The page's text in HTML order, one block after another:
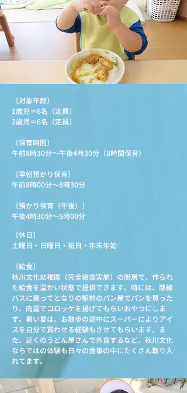
〔対象年齢〕
1歳児＝6名（定員）
2歳児＝6名（定員）
〔保育時間〕
午前8時30分～午後4時30分（8時間保育）
〔早朝預かり保育〕
午前8時00分～8時30分
〔預かり保育（午後）〕
午後4時30分～5時00分
〔休日〕
土曜日・日曜日・祝日・年末年始
〔給食〕
秋川文化幼稚園（完全給食実施）の厨房で、作られ
た給食を温かい状態で提供できます。時には、路線
バスに乗ってとなりの駅前のパン屋でパンを買った
り、肉屋でコロッケを揚げてもらいおやつにしま
す。暑い夏は、お散歩の途中にスーパーによりアイ
スを自分で買わせる経験もさせてもらいます。ま
た、近くのうどん屋さんで外食するなど、秋川文化
ならではの体験も日々の食事の中にたくさん取り入
れてます。